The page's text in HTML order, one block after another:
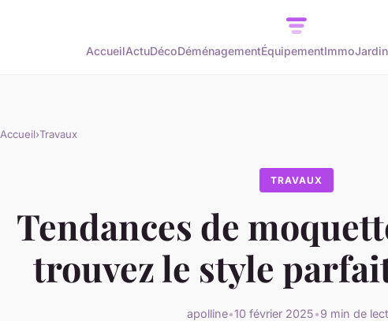
AccueilActuDécoDéménagementÉquipementImmoJardin
Accueil›Travaux
TRAVAUX
Tendances de
trouvez le style
apolline•10 février 2025•9 min de